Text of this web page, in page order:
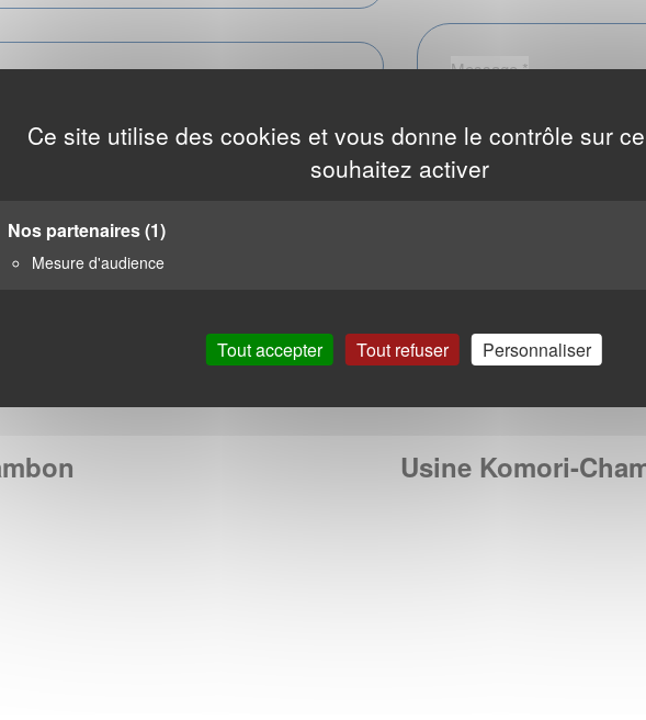
Ce site utilise des cookies et vous donne le contrôle sur
souhaitez activer
Nos partenaires(1)
Mesure d'audience
Tout accepter Tout refuser Personnaliser
*Obligatoire
Usine Komori-